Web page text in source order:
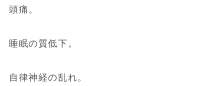
頭痛。
睡眠の質低下。
自律神経の乱れ。